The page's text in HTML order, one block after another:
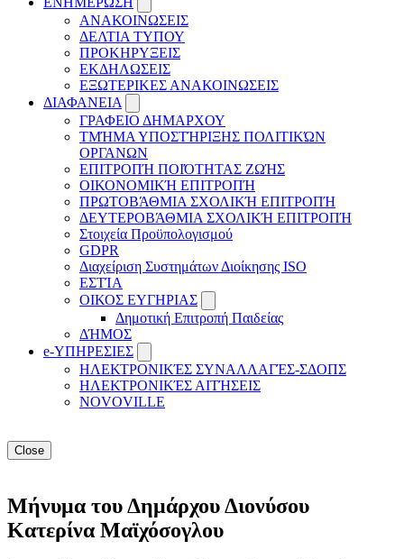
ΑΝΑΚΟΙΝΩΣΕΙΣ
ΔΕΛΤΙΑ ΤΥΠΟΥ
ΠΡΟΚΗΡΥΞΕΙΣ
ΕΚΔΗΛΩΣΕΙΣ
ΕΞΩΤΕΡΙΚΕΣ ΑΝΑΚΟΙΝΩΣΕΙΣ
ΔΙΑΦΑΝΕΙΑ
ΓΡΑΦΕΙΟ ΔΗΜΑΡΧΟΥ
ΤΜΉΜΑ ΥΠΟΣΤΉΡΙΞΗΣ ΠΟΛΙΤΙΚΏΝ
ΟΡΓΑΝΩΝ
ΕΠΙΤΡΟΠΉ ΠΟΙΌΤΗΤΑΣ ΖΩΉΣ
ΟΙΚΟΝΟΜΙΚΉ ΕΠΙΤΡΟΠΉ
ΠΡΩΤΟΒΆΘΜΙΑ ΣΧΟΛΙΚΉ ΕΠΙΤΡΟΠΉ
ΔΕΥΤΕΡΟΒΆΘΜΙΑ ΣΧΟΛΙΚΉ ΕΠΙΤΡΟΠΉ
Στοιχεία Προϋπολογισμού
GDPR
Διαχείριση Συστημάτων Διοίκησης ISO
ΕΣΤΊΑ
ΟΙΚΟΣ ΕΥΓΗΡΙΑΣ
Δημοτική Επιτροπή Παιδείας
ΔΉΜΟΣ
e-ΥΠΗΡΕΣΙΕΣ
ΗΛΕΚΤΡΟΝΙΚΈΣ ΣΥΝΑΛΛΑΓΈΣ-ΣΔΟΠΣ
ΗΛΕΚΤΡΟΝΙΚΈΣ ΑΙΤΉΣΕΙΣ
NOVOVILLE
Close
Μήνυμα του Δημάρχου Διονύσου
Κατερίνα Μαϊχόσογλου